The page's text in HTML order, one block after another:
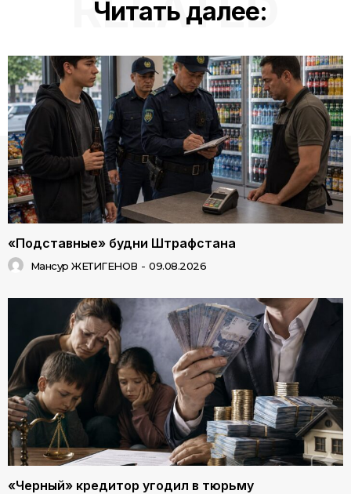
Читать далее:
«Подставные» будни Штрафстана
Мансур ЖЕТИГЕНОВ - 09.08.2026
«Черный» кредитор угодил в тюрьму